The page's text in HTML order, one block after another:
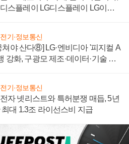
스플레이 LG디스플레이 LG이노
기·정보통신
쳐야 산다⑧] LG·엔비디아 '피지컬 A
강화, 구광모 제조·데이터·기술 결
기·정보통신
자 넷리스트와 특허분쟁 매듭, 5년
최대 1.3조 라이선스비 지급